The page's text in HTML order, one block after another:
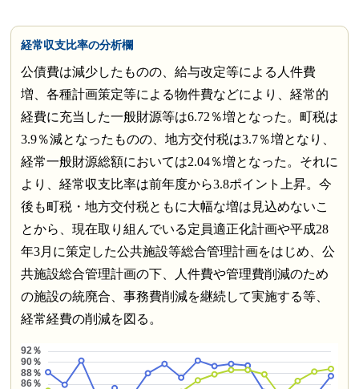
経常収支比率の分析欄
公債費は減少したものの、給与改定等による人件費
増、各種計画策定等による物件費などにより、経常的
経費に充当した一般財源等は6.72％増となった。町税は
3.9％減となったものの、地方交付税は3.7％増となり、
経常一般財源総額においては2.04％増となった。それに
より、経常収支比率は前年度から3.8ポイント上昇。今
後も町税・地方交付税ともに大幅な増は見込めないこ
とから、現在取り組んでいる定員適正化計画や平成28
年3月に策定した公共施設等総合管理計画をはじめ、公
共施設総合管理計画の下、人件費や管理費削減のため
の施設の統廃合、事務費削減を継続して実施する等、
経常経費の削減を図る。